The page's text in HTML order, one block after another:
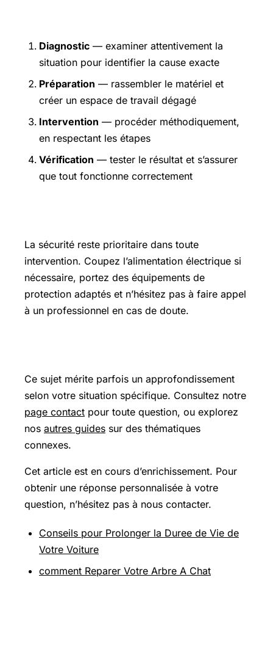
Diagnostic — examiner attentivement la
situation pour identifier la cause exacte
Préparation — rassembler le matériel et
créer un espace de travail dégagé
Intervention — procéder méthodiquement,
en respectant les étapes
Vérification — tester le résultat et s’assurer
que tout fonctionne correctement
La sécurité reste prioritaire dans toute
intervention. Coupez l’alimentation électrique si
nécessaire, portez des équipements de
protection adaptés et n’hésitez pas à faire appel
à un professionnel en cas de doute.
Ce sujet mérite parfois un approfondissement
selon votre situation spécifique. Consultez notre
page contact pour toute question, ou explorez
nos autres guides sur des thématiques
connexes.
Cet article est en cours d’enrichissement. Pour
obtenir une réponse personnalisée à votre
question, n’hésitez pas à nous contacter.
Conseils pour Prolonger la Duree de Vie de
Votre Voiture
comment Reparer Votre Arbre A Chat